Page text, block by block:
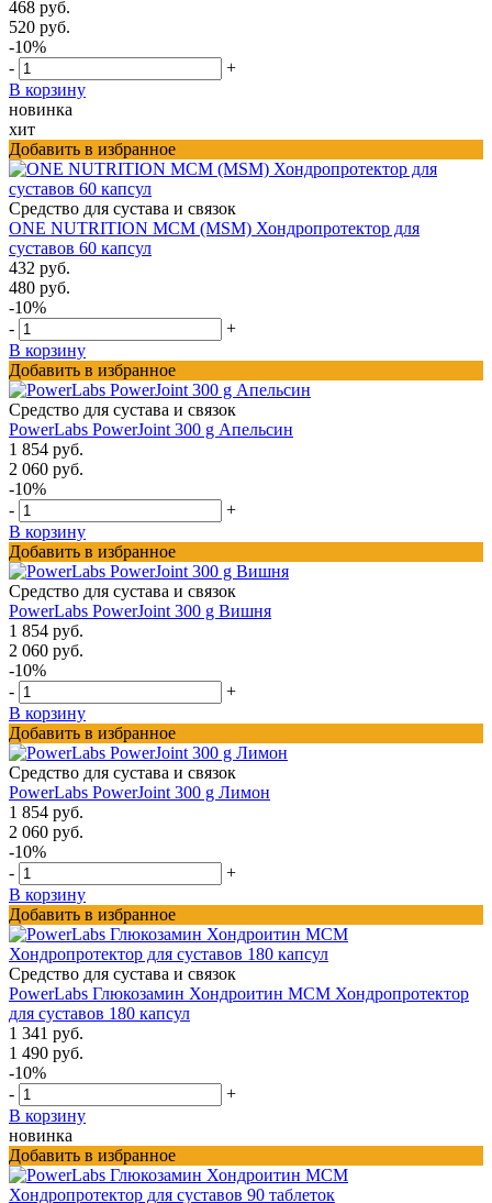
468 руб.
520 руб.
-10%
-
+
В корзину
новинка
хит
Добавить в избранное
Средство для сустава и связок
ONE NUTRITION МСМ (MSM) Хондропротектор для
суставов 60 капсул
432 руб.
480 руб.
-10%
-
+
В корзину
Добавить в избранное
Средство для сустава и связок
PowerLabs PowerJoint 300 g Апельсин
1 854 руб.
2 060 руб.
-10%
-
+
В корзину
Добавить в избранное
Средство для сустава и связок
PowerLabs PowerJoint 300 g Вишня
1 854 руб.
2 060 руб.
-10%
-
+
В корзину
Добавить в избранное
Средство для сустава и связок
PowerLabs PowerJoint 300 g Лимон
1 854 руб.
2 060 руб.
-10%
-
+
В корзину
Добавить в избранное
Средство для сустава и связок
PowerLabs Глюкозамин Хондроитин МСМ Хондропротектор
для суставов 180 капсул
1 341 руб.
1 490 руб.
-10%
-
+
В корзину
новинка
Добавить в избранное